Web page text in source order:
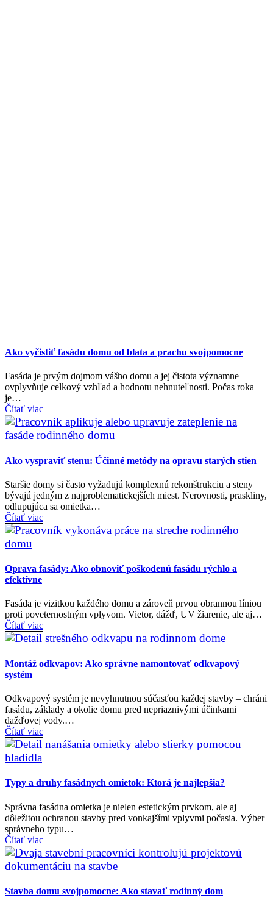
Ako vyčistiť fasádu domu od blata a prachu svojpomocne
Fasáda je prvým dojmom vášho domu a jej čistota významne
ovplyvňuje celkový vzhľad a hodnotu nehnuteľnosti. Počas roka
je…
Čítať viac
Ako vyspraviť stenu: Účinné metódy na opravu starých stien
Staršie domy si často vyžadujú komplexnú rekonštrukciu a steny
bývajú jedným z najproblematickejších miest. Nerovnosti, praskliny,
odlupujúca sa omietka…
Čítať viac
Oprava fasády: Ako obnoviť poškodenú fasádu rýchlo a
efektívne
Fasáda je vizitkou každého domu a zároveň prvou obrannou líniou
proti poveternostným vplyvom. Vietor, dážď, UV žiarenie, ale aj…
Čítať viac
Montáž odkvapov: Ako správne namontovať odkvapový
systém
Odkvapový systém je nevyhnutnou súčasťou každej stavby – chráni
fasádu, základy a okolie domu pred nepriaznivými účinkami
dažďovej vody.…
Čítať viac
Typy a druhy fasádnych omietok: Ktorá je najlepšia?
Správna fasádna omietka je nielen estetickým prvkom, ale aj
dôležitou ochranou stavby pred vonkajšími vplyvmi počasia. Výber
správneho typu…
Čítať viac
Stavba domu svojpomocne: Ako stavať rodinný dom